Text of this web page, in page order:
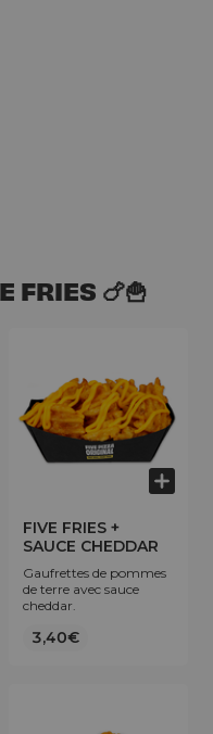
FRIES 🍗🍟
FIVE FRIES +
SAUCE CHEDDAR
Gaufrettes de pommes
de terre avec sauce
cheddar.
3,40€